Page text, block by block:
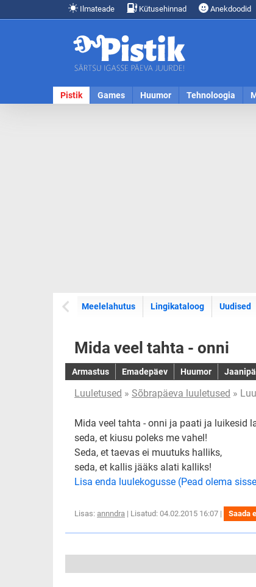
Ilmateade Kütusehinnad Anekdoodid
Pistik Games Huumor Tehnoloogia
Meelelahutus Lingikataloog Uudised
Mida veel tahta - onni
Armastus Emadepäev Huumor
Luuletused » Sõbrapäeva luuletused »
Mida veel tahta - onni ja paati ja luikesid
seda, et kiusu poleks me vahel!
Seda, et taevas ei muutuks halliks,
seda, et kallis jääks alati kalliks!
Lisa enda luulekogusse (Pead olema
Lisas: annndra | Lisatud: 04.02.2015 16:07 | Saada